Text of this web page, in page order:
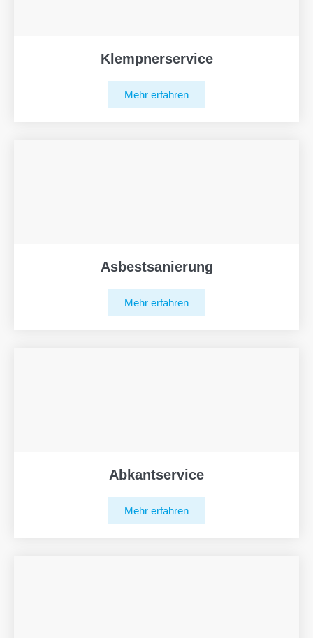
Klempnerservice
Mehr erfahren
Asbestsanierung
Mehr erfahren
Abkantservice
Mehr erfahren